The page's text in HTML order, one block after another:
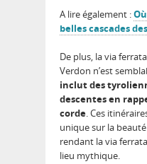
A lire également :
belles cascades
De plus, la via
Verdon n’est
inclut des
descentes en
corde. Ces
unique sur la
rendant la via
lieu mythique.